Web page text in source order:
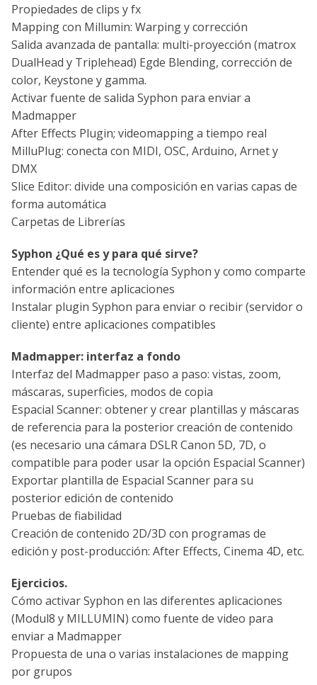
Propiedades de clips y fx
Mapping con Millumin: Warping y corrección
Salida avanzada de pantalla: multi-proyección (matrox
DualHead y Triplehead) Egde Blending, corrección de
color, Keystone y gamma.
Activar fuente de salida Syphon para enviar a
Madmapper
After Effects Plugin; videomapping a tiempo real
MilluPlug: conecta con MIDI, OSC, Arduino, Arnet y
DMX
Slice Editor: divide una composición en varias capas de
forma automática
Carpetas de Librerías
Syphon ¿Qué es y para qué sirve?
Entender qué es la tecnología Syphon y como comparte
información entre aplicaciones
Instalar plugin Syphon para enviar o recibir (servidor o
cliente) entre aplicaciones compatibles
Madmapper: interfaz a fondo
Interfaz del Madmapper paso a paso: vistas, zoom,
máscaras, superficies, modos de copia
Espacial Scanner: obtener y crear plantillas y máscaras
de referencia para la posterior creación de contenido
(es necesario una cámara DSLR Canon 5D, 7D, o
compatible para poder usar la opción Espacial Scanner)
Exportar plantilla de Espacial Scanner para su
posterior edición de contenido
Pruebas de fiabilidad
Creación de contenido 2D/3D con programas de
edición y post-producción: After Effects, Cinema 4D, etc.
Ejercicios.
Cómo activar Syphon en las diferentes aplicaciones
(Modul8 y MILLUMIN) como fuente de video para
enviar a Madmapper
Propuesta de una o varias instalaciones de mapping
por grupos